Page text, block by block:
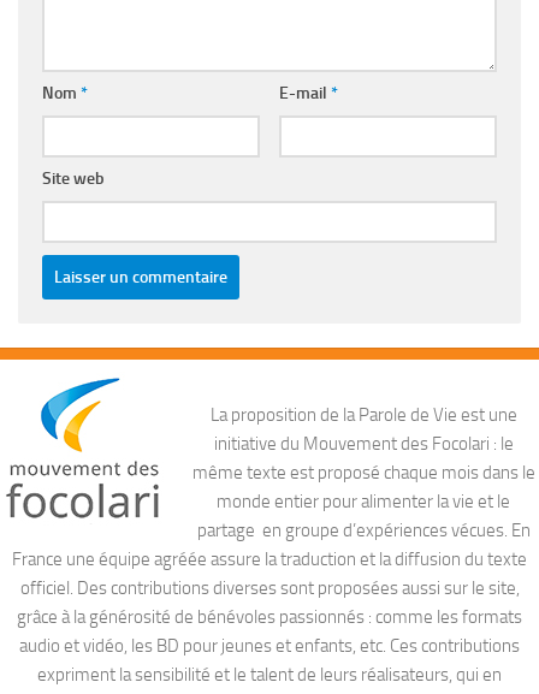
Nom * E-mail *
Site web
La proposition de la Parole de Vie est une
initiative du Mouvement des Focolari : le
même texte est proposé chaque mois dans le
monde entier pour alimenter la vie et le
partage en groupe d’expériences vécues. En
France une équipe agréée assure la traduction et la diffusion du texte
officiel. Des contributions diverses sont proposées aussi sur le site,
grâce à la générosité de bénévoles passionnés : comme les formats
audio et vidéo, les BD pour jeunes et enfants, etc. Ces contributions
expriment la sensibilité et le talent de leurs réalisateurs, qui en